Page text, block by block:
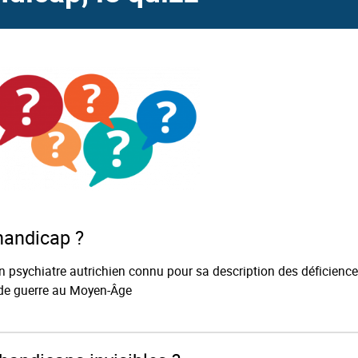
?
psychiatre autrichien connu pour sa description des
guerre au Moyen-Âge